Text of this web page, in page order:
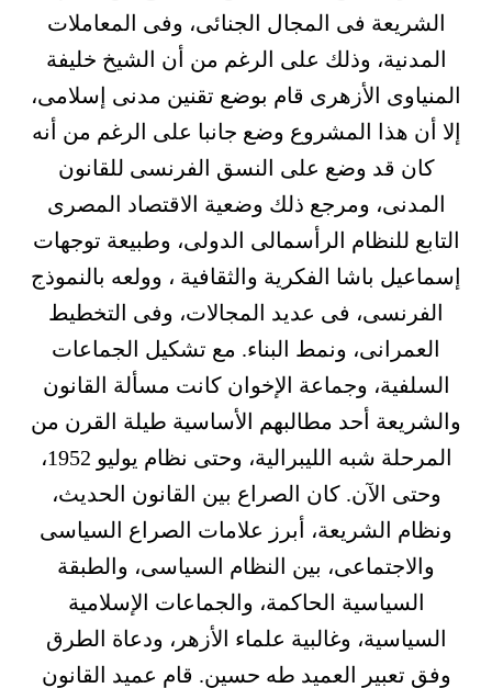
الشريعة فى المجال الجنائى، وفى المعاملات
المدنية، وذلك على الرغم من أن الشيخ خليفة
المنياوى الأزهرى قام بوضع تقنين مدنى إسلامى،
إلا أن هذا المشروع وضع جانبا على الرغم من أنه
كان قد وضع على النسق الفرنسى للقانون
المدنى، ومرجع ذلك وضعية الاقتصاد المصرى
التابع للنظام الرأسمالى الدولى، وطبيعة توجهات
إسماعيل باشا الفكرية والثقافية ، وولعه بالنموذج
الفرنسى، فى عديد المجالات، وفى التخطيط
العمرانى، ونمط البناء. مع تشكيل الجماعات
السلفية، وجماعة الإخوان كانت مسألة القانون
والشريعة أحد مطالبهم الأساسية طيلة القرن من
المرحلة شبه الليبرالية، وحتى نظام يوليو 1952،
وحتى الآن. كان الصراع بين القانون الحديث،
ونظام الشريعة، أبرز علامات الصراع السياسى
والاجتماعى، بين النظام السياسى، والطبقة
السياسية الحاكمة، والجماعات الإسلامية
السياسية، وغالبية علماء الأزهر، ودعاة الطرق
وفق تعبير العميد طه حسين. قام عميد القانون